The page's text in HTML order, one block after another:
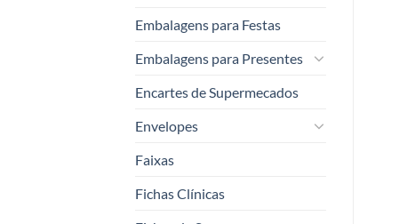
Embalagens para Festas
Embalagens para Presentes
Encartes de Supermecados
Envelopes
Faixas
Fichas Clínicas